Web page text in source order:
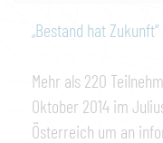
„Bestand hat Zukunft“
Mehr als 220
Oktober 2014 im
Österreich um an